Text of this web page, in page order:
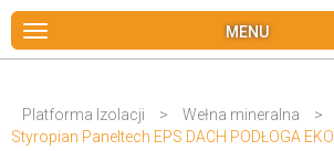
MENU
Platforma Izolacji > Wełna mineralna >
Styropian Paneltech EPS DACH PODŁOGA EKO